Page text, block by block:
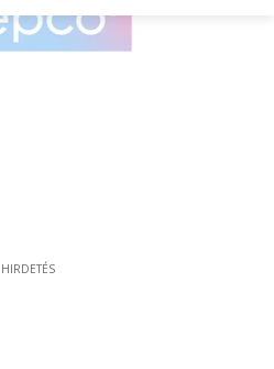
HIRDETÉS